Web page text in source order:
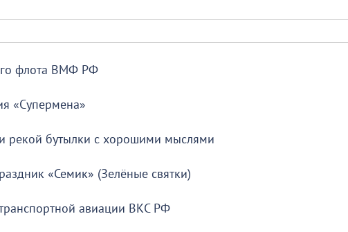
флота ВМФ РФ
«Супермена»
рекой бутылки с хорошими мыслями
«Семик» (Зелёные святки)
авиации ВКС РФ